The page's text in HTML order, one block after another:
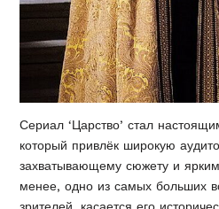
Сериал ‘Царство’ стал
который привлёк широкую
захватывающему сюжету и
менее, одно из самых больших
зрителей, касается его